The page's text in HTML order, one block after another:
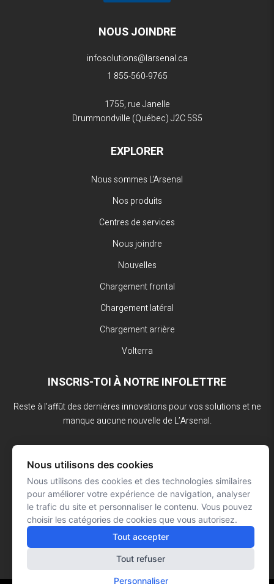
NOUS JOINDRE
infosolutions@larsenal.ca
1 855-560-9765
1755, rue Janelle
Drummondville (Québec)J2C 5S5
EXPLORER
Nous sommes L'Arsenal
Nos produits
Centres de services
Nous joindre
Nouvelles
Chargement frontal
Chargement latéral
Chargement arrière
Volterra
INSCRIS-TOI À NOTRE INFOLETTRE
Reste à l’affût des dernières innovations pour vos solutions et ne
manque aucune nouvelle de L’Arsenal.
Nous utilisons des cookies
Nous utilisons des cookies et des technologies similaires
pour améliorer votre expérience de navigation, analyser
le trafic du site et personnaliser le contenu. Vous pouvez
choisir les catégories de cookies que vous autorisez.
Tout accepter
Tout refuser
Personnaliser